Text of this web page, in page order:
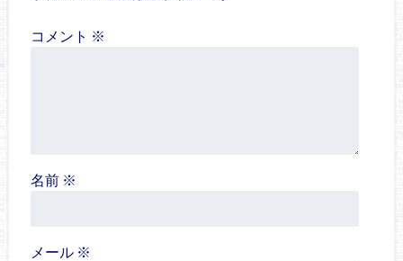
コメント ※
名前 ※
メール ※